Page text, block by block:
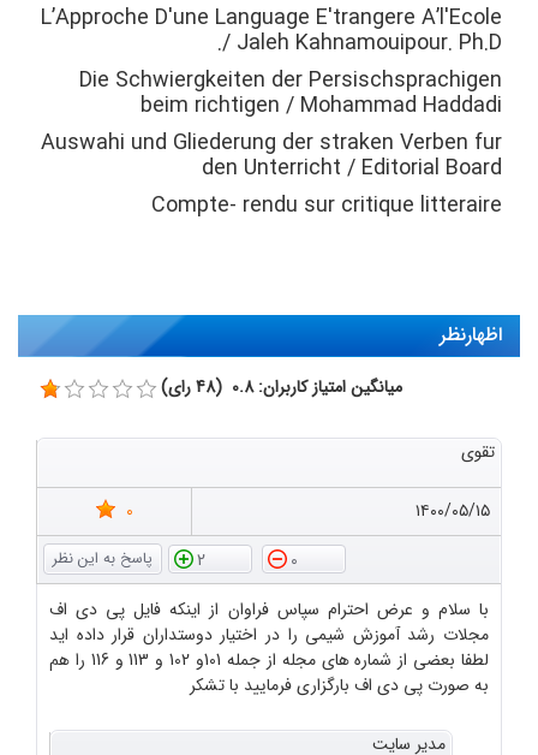
L’Approche D'une Language E'trangere A’l'Ecole
/ Jaleh Kahnamouipour. Ph.D.
Die Schwiergkeiten der Persischsprachigen
beim richtigen / Mohammad Haddadi
Auswahi und Gliederung der straken Verben fur
den Unterricht / Editorial Board
Compte- rendu sur critique litteraire
اظهارنظر
میانگین امتیاز کاربران: 0.8 (48 رای)
تقوی
۱۴۰۰/۰۵/۱۵
0
0
2
با سلام و عرض احترام سپاس فراوان از اینکه فایل پی دی اف
مجلات رشد آموزش شیمی را در اختیار دوستداران قرار داده اید
لطفا بعضی از شماره های مجله از جمله 101و 102 و 113 و 116 را هم
به صورت پی دی اف بارگزاری فرمایید با تشکر
مدیر سایت